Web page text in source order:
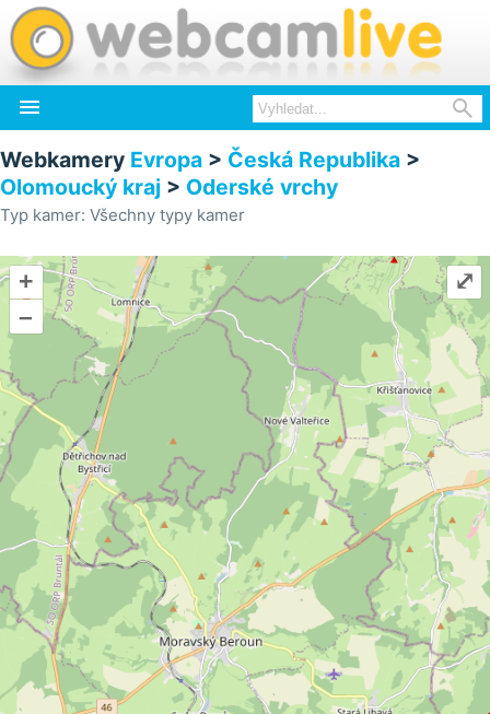
 
Webkamery Evropa > Česká Republika >
Olomoucký kraj > Oderské vrchy
Typ kamer: Všechny typy kamer
+
–
⤢